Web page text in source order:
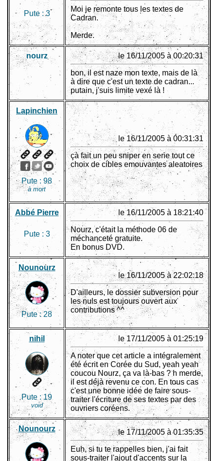
Pute :3
Moi je remonte tous les textes de
Cadran.
Merde.
nourz le 16/11/2005 à 00:20:31
bon, il est naze mon texte, mais de là
à dire que c'est un texte de cadran...
putain, j'suis limite vexé là !
Lapinchien
Pute : 98
à mort
le 16/11/2005 à 00:31:31
çà fait un peu sniper en serie tout ce
choix de cibles emouvantes aleatoires
Abbé Pierre
Pute :3
le 16/11/2005 à 18:21:40
Nourz, c'était la méthode 06 de
méchanceté gratuite.
En bonus DVD.
Nounourz
Pute :28
le 16/11/2005 à 22:02:18
D'ailleurs, le dossier subversion pour
les nuls est toujours ouvert aux
contributions ^^
nihil
Pute :19
void
le 17/11/2005 à 01:25:19
A noter que cet article a intégralement
été écrit en Corée du Sud, yeah yeah
coucou Nourz, ça va là-bas ? h merde,
il est déjà revenu ce con. En tous cas
c'est une bonne idée de faire sous-
traiter l'écriture de ses textes par des
ouvriers coréens.
Nounourz le 17/11/2005 à 01:35:35
Euh, si tu te rappelles bien, j'ai fait
sous-traiter l'ajout d'accents sur la